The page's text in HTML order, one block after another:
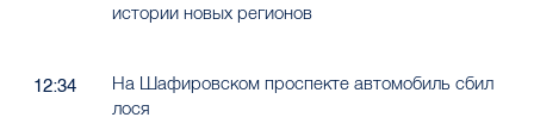
истории новых регионов
12:34
На Шафировском проспекте автомобиль сбил
лося